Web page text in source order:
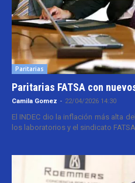
Paritarias
Paritarias FATSA con
Camila Gomez - 22/04/2026 14:30
El INDEC dio la inflación más alta
los laboratorios y el sindicato FATSA